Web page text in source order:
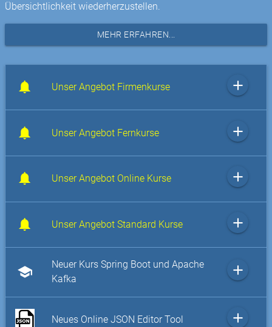
Übersichtlichkeit wiederherzustellen.
MEHR ERFAHREN...
Unser Angebot Firmenkurse add
Unser Angebot Fernkurse add
Unser Angebot Online Kurse add
Unser Angebot Standard Kurse add
school
Neuer Kurs Spring Boot und Apache
Kafka
add
Neues Online JSON Editor Tool add